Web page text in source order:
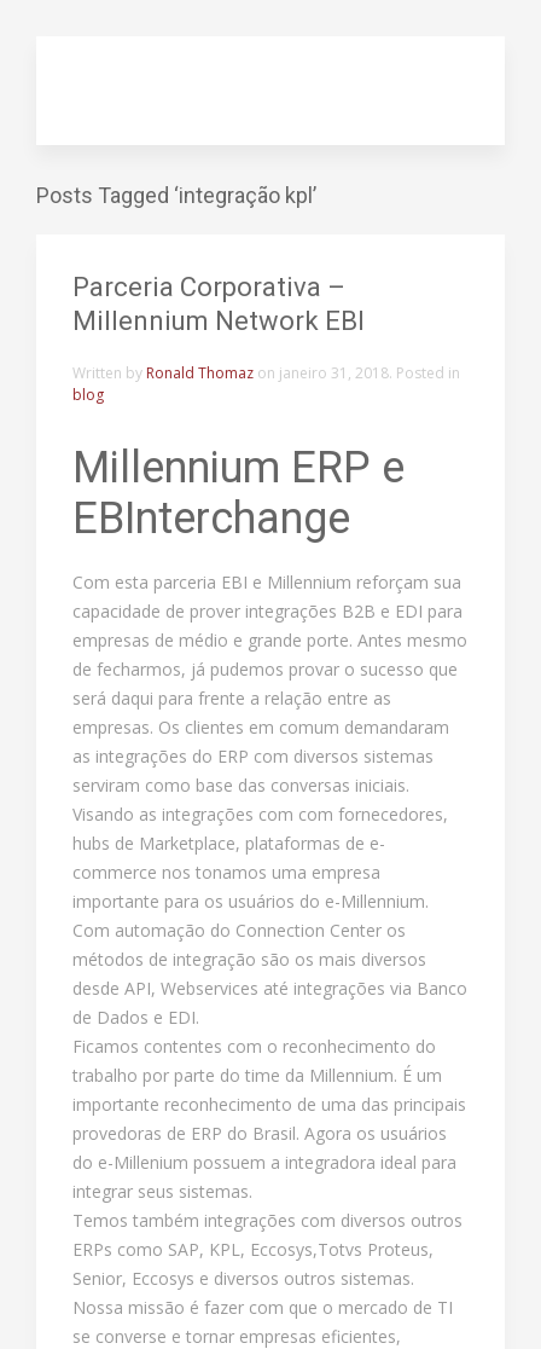
Posts Tagged ‘integração kpl’
Parceria Corporativa –
Millennium Network EBI
Written by Ronald Thomaz on janeiro 31, 2018. Posted in
blog
Millennium ERP e
EBInterchange
Com esta parceria EBI e Millennium reforçam sua
capacidade de prover integrações B2B e EDI para
empresas de médio e grande porte. Antes mesmo
de fecharmos, já pudemos provar o sucesso que
será daqui para frente a relação entre as
empresas. Os clientes em comum demandaram
as integrações do ERP com diversos sistemas
serviram como base das conversas iniciais.
Visando as integrações com com fornecedores,
hubs de Marketplace, plataformas de e-
commerce nos tonamos uma empresa
importante para os usuários do e-Millennium.
Com automação do Connection Center os
métodos de integração são os mais diversos
desde API, Webservices até integrações via Banco
de Dados e EDI.
Ficamos contentes com o reconhecimento do
trabalho por parte do time da Millennium. É um
importante reconhecimento de uma das principais
provedoras de ERP do Brasil. Agora os usuários
do e-Millenium possuem a integradora ideal para
integrar seus sistemas.
Temos também integrações com diversos outros
ERPs como SAP, KPL, Eccosys,Totvs Proteus,
Senior, Eccosys e diversos outros sistemas.
Nossa missão é fazer com que o mercado de TI
se converse e tornar empresas eficientes,